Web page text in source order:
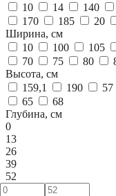
10
14 140
170
185 20
Ширина, см
10
100 105
70
75 80
Высота, см
159,1
190 57
65
68
Глубина, см
0
13
26
39
52